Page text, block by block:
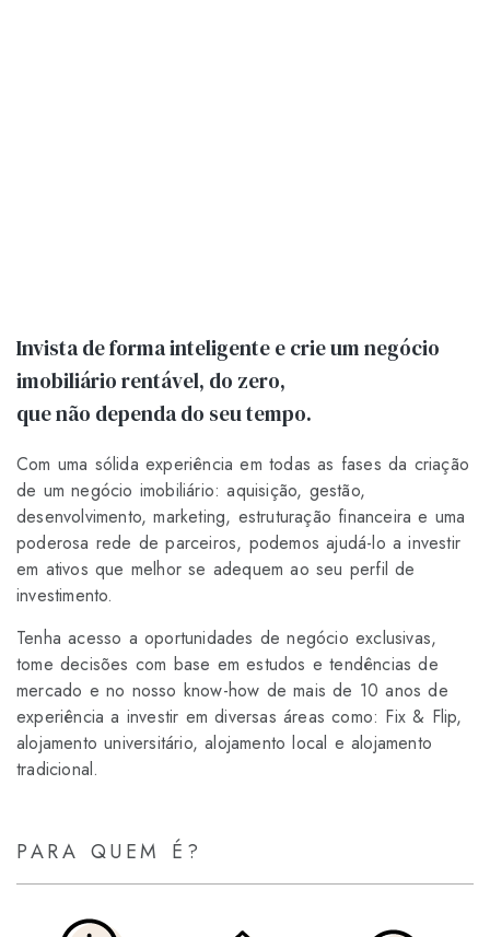
Invista de forma inteligente e crie um negócio
imobiliário rentável, do zero,
que não dependa do seu tempo.
Com uma sólida experiência em todas as fases da criação
de um negócio imobiliário: aquisição, gestão,
desenvolvimento, marketing, estruturação financeira e uma
poderosa rede de parceiros, podemos ajudá-lo a investir
em ativos que melhor se adequem ao seu perfil de
investimento.
Tenha acesso a oportunidades de negócio exclusivas,
tome decisões com base em estudos e tendências de
mercado e no nosso know-how de mais de 10 anos de
experiência a investir em diversas áreas como: Fix & Flip,
alojamento universitário, alojamento local e alojamento
tradicional.
PARA QUEM É?